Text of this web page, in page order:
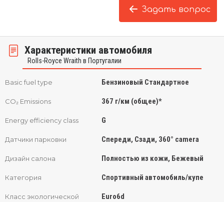
Задать вопрос
Характеристики автомобиля
Rolls-Royce Wraith в Португалии
Basic fuel type Бензиновый Стандартное
CO₂ Emissions 367 г/км (общее)*
Energy efficiency class G
Датчики парковки Спереди, Сзади, 360° camera
Дизайн салона Полностью из кожи, Бежевый
Категория Спортивный автомобиль/купе
Класс экологической
Euro6d